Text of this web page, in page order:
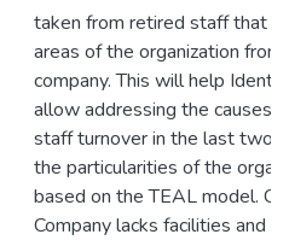
taken from retired staff that
areas of the organization
company. This will help
allow addressing the causes
staff turnover in the last two
the particularities of the
based on the TEAL model.
Company lacks facilities and